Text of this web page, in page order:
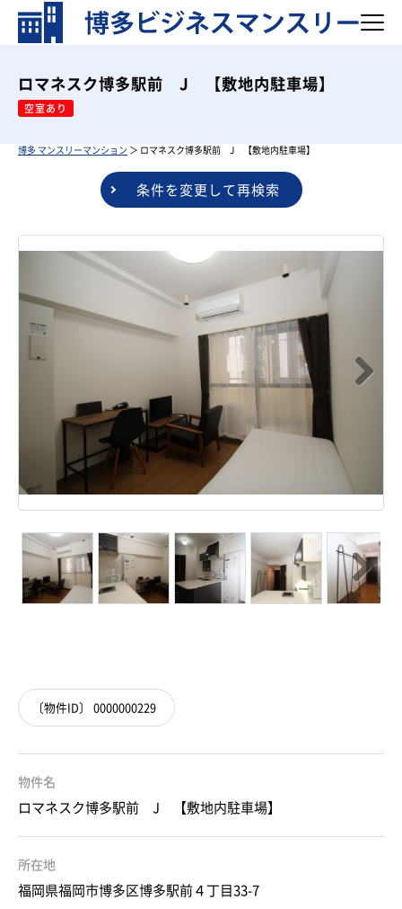
ロマネスク博多駅前 J 【敷地内駐車場】
空室あり
博多 マンスリーマンション ＞ ロマネスク博多駅前 J 【敷地内駐車場】
条件を変更して再検索
Next
〔物件ID〕 0000000229
物件名
ロマネスク博多駅前 J 【敷地内駐車場】
所在地
福岡県福岡市博多区博多駅前４丁目33-7